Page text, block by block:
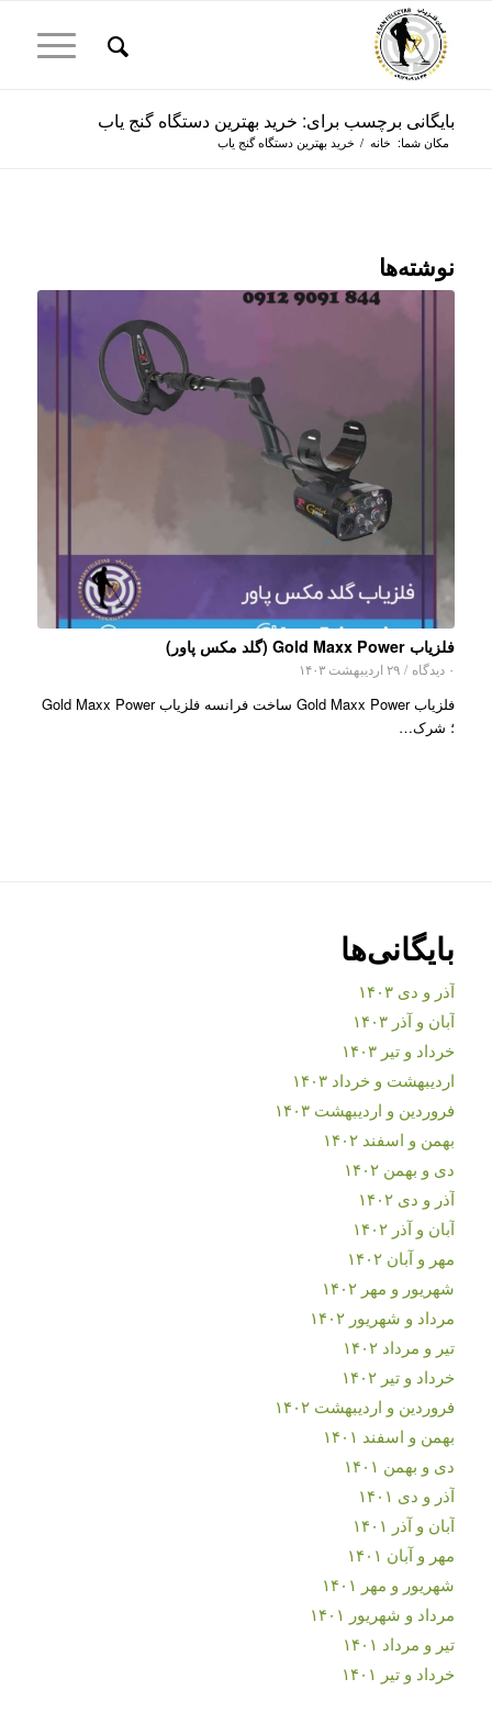
بایگانی برچسب برای: خرید بهترین دستگاه گنج یاب
مکان شما: خانه / خرید بهترین دستگاه گنج یاب
نوشته‌ها
فلزیاب Gold Maxx Power (گلد مکس پاور)
۰ دیدگاه / ۲۹ اردیبهشت ۱۴۰۳
فلزیاب Gold Maxx Power ساخت فرانسه فلزیاب Gold Maxx Power
؛ شرک…
بایگانی‌ها
آذر و دی ۱۴۰۳
آبان و آذر ۱۴۰۳
خرداد و تیر ۱۴۰۳
اردیبهشت و خرداد ۱۴۰۳
فروردین و اردیبهشت ۱۴۰۳
بهمن و اسفند ۱۴۰۲
دی و بهمن ۱۴۰۲
آذر و دی ۱۴۰۲
آبان و آذر ۱۴۰۲
مهر و آبان ۱۴۰۲
شهریور و مهر ۱۴۰۲
مرداد و شهریور ۱۴۰۲
تیر و مرداد ۱۴۰۲
خرداد و تیر ۱۴۰۲
فروردین و اردیبهشت ۱۴۰۲
بهمن و اسفند ۱۴۰۱
دی و بهمن ۱۴۰۱
آذر و دی ۱۴۰۱
آبان و آذر ۱۴۰۱
مهر و آبان ۱۴۰۱
شهریور و مهر ۱۴۰۱
مرداد و شهریور ۱۴۰۱
تیر و مرداد ۱۴۰۱
خرداد و تیر ۱۴۰۱